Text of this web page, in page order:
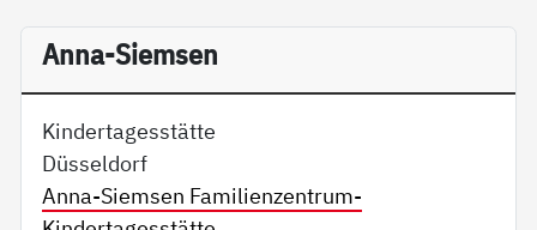
Anna-Siemsen
Kindertagesstätte
Düsseldorf
Anna-Siemsen Familienzentrum-